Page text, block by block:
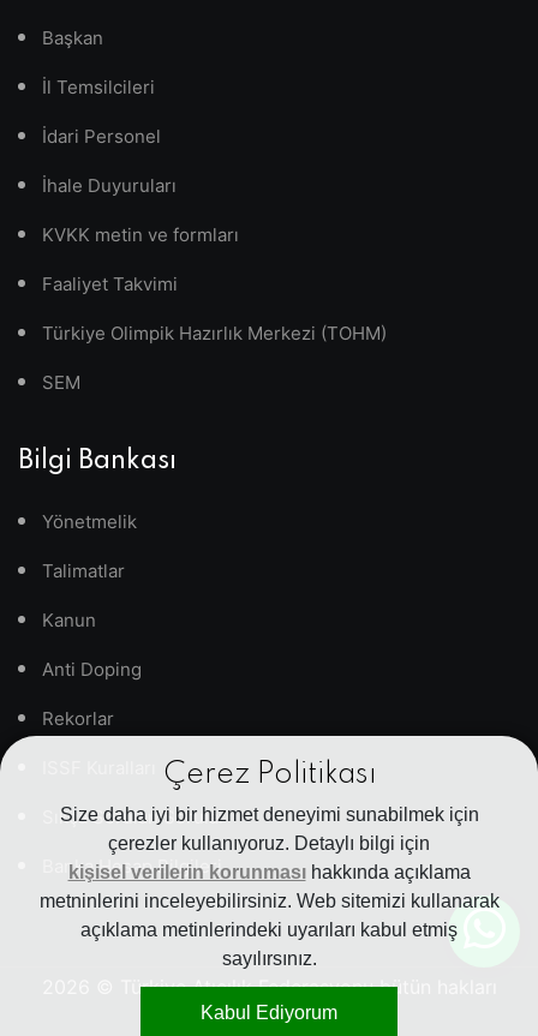
Çerez Politikası
Size daha iyi bir hizmet deneyimi sunabilmek için
çerezler kullanıyoruz. Detaylı bilgi için
kişisel verilerin korunmasıhakkında açıklama
metninlerini inceleyebilirsiniz. Web sitemizi kullanarak
açıklama metinlerindeki uyarıları kabul etmiş
sayılırsınız.
Kabul Ediyorum
Başkan
İl Temsilcileri
İdari Personel
İhale Duyuruları
KVKK metin ve formları
Faaliyet Takvimi
Türkiye Olimpik Hazırlık Merkezi (TOHM)
SEM
Bilgi Bankası
Yönetmelik
Talimatlar
Kanun
Anti Doping
Rekorlar
Sıkça Sorulan Sorular
Banka Hesap Bilgileri
© Türkiye Atıcılık Federasyonu bütün hakları
saklıdır.